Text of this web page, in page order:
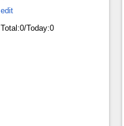
edit
Total:0/Today:0